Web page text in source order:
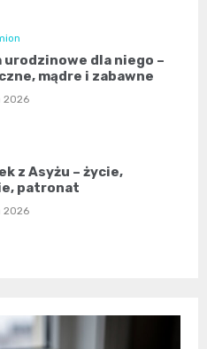
urodzinowe dla niego –
mądre i zabawne
2026
z Asyżu – życie,
patronat
2026